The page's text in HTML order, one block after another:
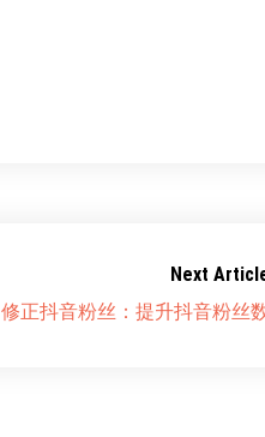
Next
修正抖音粉丝：提升抖音粉丝